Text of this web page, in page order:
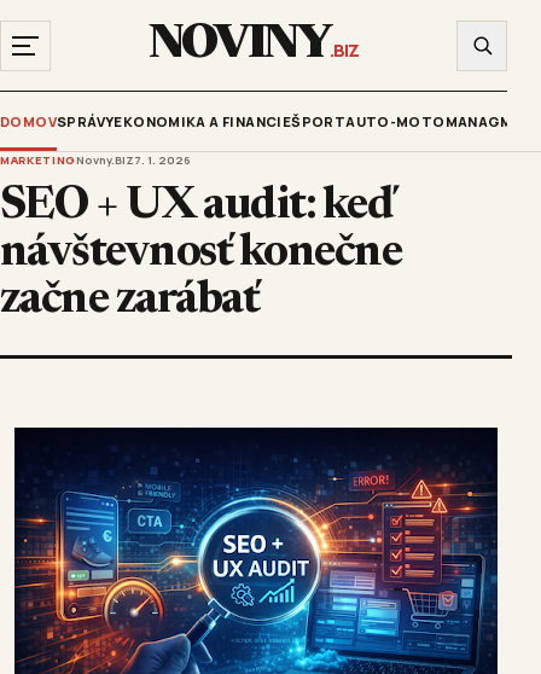
NOVINY.BIZ
DOMOVSPRÁVYEKONOMIKA A FINANCIEŠPORTAUTO-MOTO
MARKETINGNovny.BIZ7. 1. 2026
SEO + UX audit: keď
návštevnosť konečne
začne zarábať